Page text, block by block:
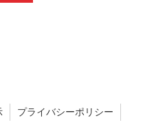
プライバシーポリシー